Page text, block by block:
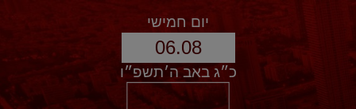
יום חמישי
06.08
כ״ג באב ה׳תשפ״ו